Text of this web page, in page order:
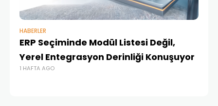
HABERLER
ERP Seçiminde Modül Listesi Değil,
Yerel Entegrasyon Derinliği Konuşuyor
1 HAFTA AGO